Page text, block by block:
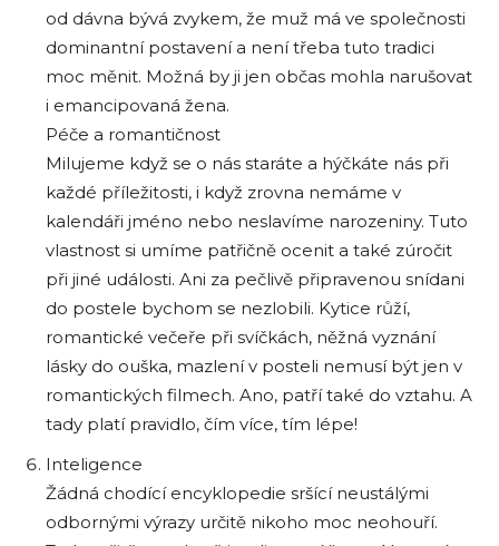
od dávna bývá zvykem, že muž má ve společnosti
dominantní postavení a není třeba tuto tradici
moc měnit. Možná by ji jen občas mohla narušovat
i emancipovaná žena.
Péče a romantičnost
Milujeme když se o nás staráte a hýčkáte nás při
každé příležitosti, i když zrovna nemáme v
kalendáři jméno nebo neslavíme narozeniny. Tuto
vlastnost si umíme patřičně ocenit a také zúročit
při jiné události. Ani za pečlivě připravenou snídani
do postele bychom se nezlobili. Kytice růží,
romantické večeře při svíčkách, něžná vyznání
lásky do ouška, mazlení v posteli nemusí být jen v
romantických filmech. Ano, patří také do vztahu. A
tady platí pravidlo, čím více, tím lépe!
Inteligence
Žádná chodící encyklopedie sršící neustálými
odbornými výrazy určitě nikoho moc neohouří.